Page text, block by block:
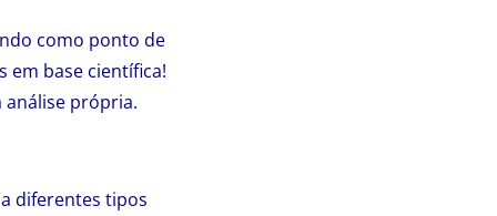
como ponto de
em base científica!
própria.
diferentes tipos